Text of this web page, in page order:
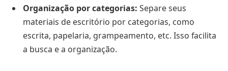
Organização por categorias: Separe seus
materiais de escritório por categorias, como
escrita, papelaria, grampeamento, etc. Isso facilita
a busca e a organização.